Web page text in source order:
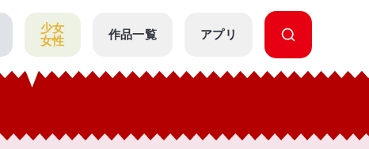
少女
女性
作品一覧 アプリ